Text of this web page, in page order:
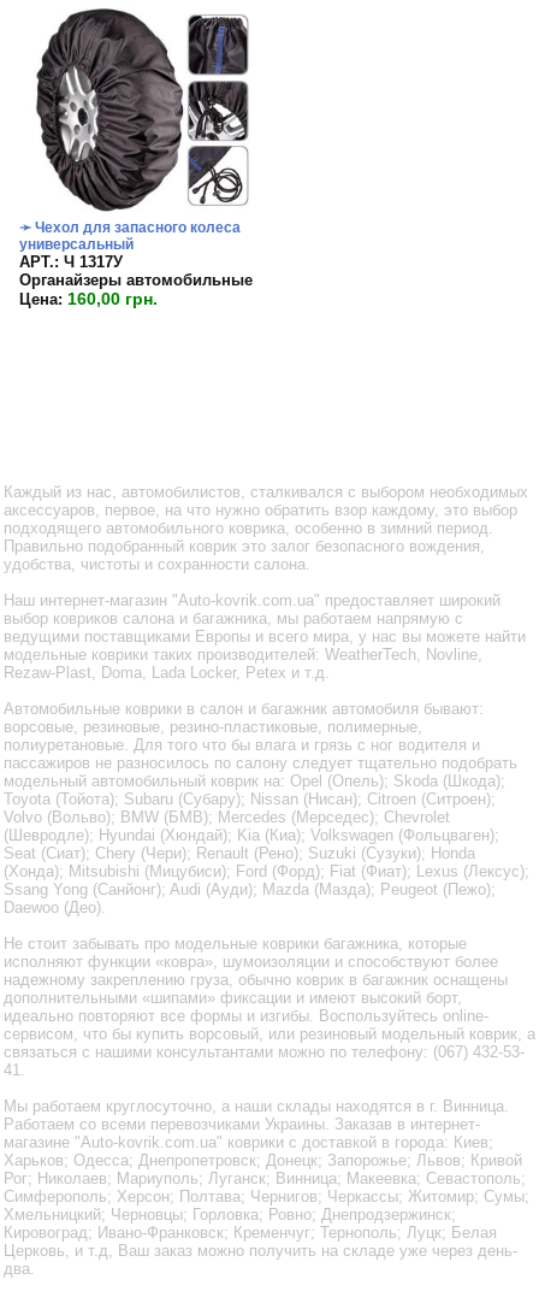
➛ Чехол для запасного колеса
универсальный
APT.: Ч 1317У
Органайзеры автомобильные
Цена: 160,00 грн.
Каждый из нас, автомобилистов, сталкивался с выбором необходимых
аксессуаров, первое, на что нужно обратить взор каждому, это выбор
подходящего автомобильного коврика, особенно в зимний период.
Правильно подобранный коврик это залог безопасного вождения,
удобства, чистоты и сохранности салона.
Наш интернет-магазин "Auto-kovrik.com.ua" предоставляет широкий
выбор ковриков салона и багажника, мы работаем напрямую с
ведущими поставщиками Европы и всего мира, у нас вы можете найти
модельные коврики таких производителей: WeatherTech, Novline,
Rezaw-Plast, Doma, Lada Locker, Petex и т.д.
Автомобильные коврики в салон и багажник автомобиля бывают:
ворсовые, резиновые, резино-пластиковые, полимерные,
полиуретановые. Для того что бы влага и грязь с ног водителя и
пассажиров не разносилось по салону следует тщательно подобрать
модельный автомобильный коврик на: Opel (Опель); Skoda (Шкода);
Toyota (Тойота); Subaru (Субару); Nissan (Нисан); Citroen (Ситроен);
Volvo (Вольво); BMW (БМВ); Mercedes (Мерседес); Chevrolet
(Шевродле); Hyundai (Хюндай); Kia (Киа); Volkswagen (Фольцваген);
Seat (Сиат); Chery (Чери); Renault (Рено); Suzuki (Сузуки); Honda
(Хонда); Mitsubishi (Мицубиси); Ford (Форд); Fiat (Фиат); Lexus (Лексус);
Ssang Yong (Санйонг); Audi (Ауди); Mazda (Мазда); Peugeot (Пежо);
Daewoo (Део).
Не стоит забывать про модельные коврики багажника, которые
исполняют функции «ковра», шумоизоляции и способствуют более
надежному закреплению груза, обычно коврик в багажник оснащены
дополнительными «шипами» фиксации и имеют высокий борт,
идеально повторяют все формы и изгибы. Воспользуйтесь online-
сервисом, что бы купить ворсовый, или резиновый модельный коврик, а
связаться с нашими консультантами можно по телефону: (067) 432-53-
41.
Мы работаем круглосуточно, а наши склады находятся в г. Винница.
Работаем со всеми перевозчиками Украины. Заказав в интернет-
магазине "Auto-kovrik.com.ua" коврики с доставкой в города: Киев;
Харьков; Одесса; Днепропетровск; Донецк; Запорожье; Львов; Кривой
Рог; Николаев; Мариуполь; Луганск; Винница; Макеевка; Севастополь;
Симферополь; Херсон; Полтава; Чернигов; Черкассы; Житомир; Сумы;
Хмельницкий; Черновцы; Горловка; Ровно; Днепродзержинск;
Кировоград; Ивано-Франковск; Кременчуг; Тернополь; Луцк; Белая
Церковь, и т.д, Ваш заказ можно получить на складе уже через день-
два.